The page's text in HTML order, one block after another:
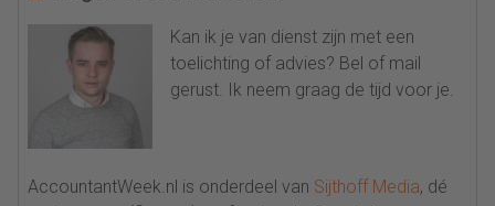
Kan ik je van dienst zijn met een
toelichting of advies? Bel of mail
gerust. Ik neem graag de tijd voor je.
AccountantWeek.nl is onderdeel van Sijthoff Media, dé